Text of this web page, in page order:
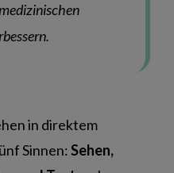
in direktem
Sinnen:Sehen,